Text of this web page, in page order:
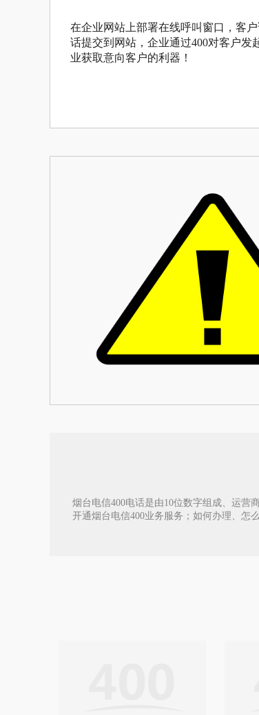
在企业网站上部署在线呼叫窗口，客
话提交到网站，企业通过400对客户发
业获取意向客户的利器！
烟台电信400电话是由10位数字组成、运营
开通烟台电信400业务服务；如何办理、怎